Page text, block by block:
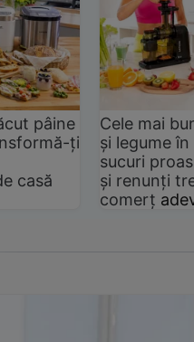
pâine
ți
casă
Cele mai
și legume
sucuri
și renunți
comerț